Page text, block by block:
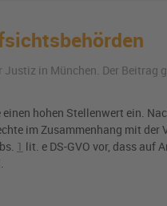
in München. Der Beitrag
hohen Stellenwert ein.
im Zusammenhang mit der
1 lit. e DS-GVO vor, dass auf